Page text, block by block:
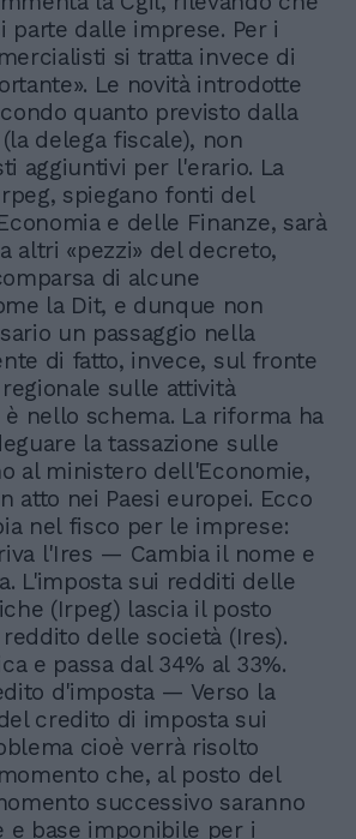
parte dalle imprese. Per i
si tratta invece di
Le novità introdotte
quanto previsto dalla
delega fiscale), non
aggiuntivi per l'erario. La
spiegano fonti del
e delle Finanze, sarà
altri «pezzi» del decreto,
di alcune
la Dit, e dunque non
un passaggio nella
di fatto, invece, sul fronte
sulle attività
nello schema. La riforma ha
la tassazione sulle
al ministero dell'Economie,
atto nei Paesi europei. Ecco
nel fisco per le imprese:
l'Ires — Cambia il nome e
L'imposta sui redditi delle
(Irpeg) lascia il posto
delle società (Ires).
e passa dal 34% al 33%.
d'imposta — Verso la
credito di imposta sui
cioè verrà risolto
che, al posto del
successivo saranno
e base imponibile per i